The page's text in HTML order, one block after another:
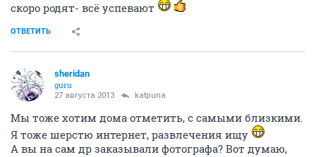
скоро родят- всё успевают
ОТВЕТИТЬ
sheridan
guru
27 августа 2013 katpuna
Мы тоже хотим дома отметить, с самыми близкими.
Я тоже шерстю интернет, развлечения ищу
А вы на сам др заказывали фотографа? Вот думаю,